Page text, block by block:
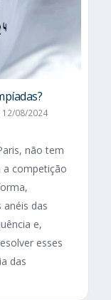
08/2024
não tem
competição
das
e,
esses
das